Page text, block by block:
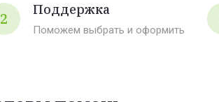
2 Поддержка
Поможем выбрать и оформить